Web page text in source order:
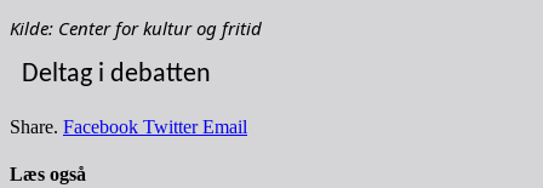
Kilde: Center for kultur og fritid
Deltag i debatten
Share. Facebook Twitter Email
Læs også